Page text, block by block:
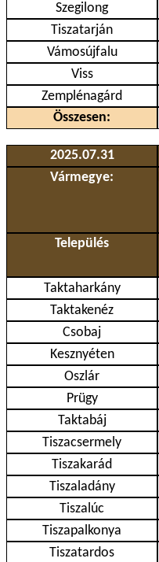
Szegilong
Tiszatarján
Vámosújfalu
Viss
Zemplénagárd
Összesen:
2025.07.31
Vármegye:
Település
Taktaharkány
Taktakenéz
Csobaj
Kesznyéten
Oszlár
Prügy
Taktabáj
Tiszacsermely
Tiszakarád
Tiszaladány
Tiszalúc
Tiszapalkonya
Tiszatardos